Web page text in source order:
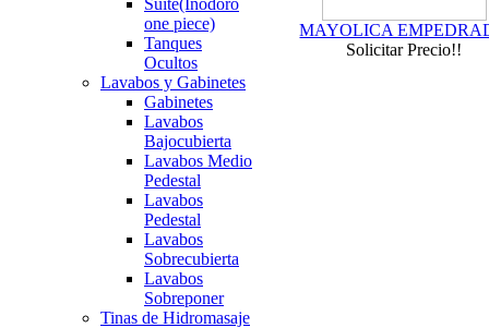
Suite(Inodoro
one piece)
Tanques
Ocultos
Lavabos y Gabinetes
Gabinetes
Lavabos
Bajocubierta
Lavabos Medio
Pedestal
Lavabos
Pedestal
Lavabos
Sobrecubierta
Lavabos
Sobreponer
Tinas de Hidromasaje
MAYOLICA
Solicitar Precio!!